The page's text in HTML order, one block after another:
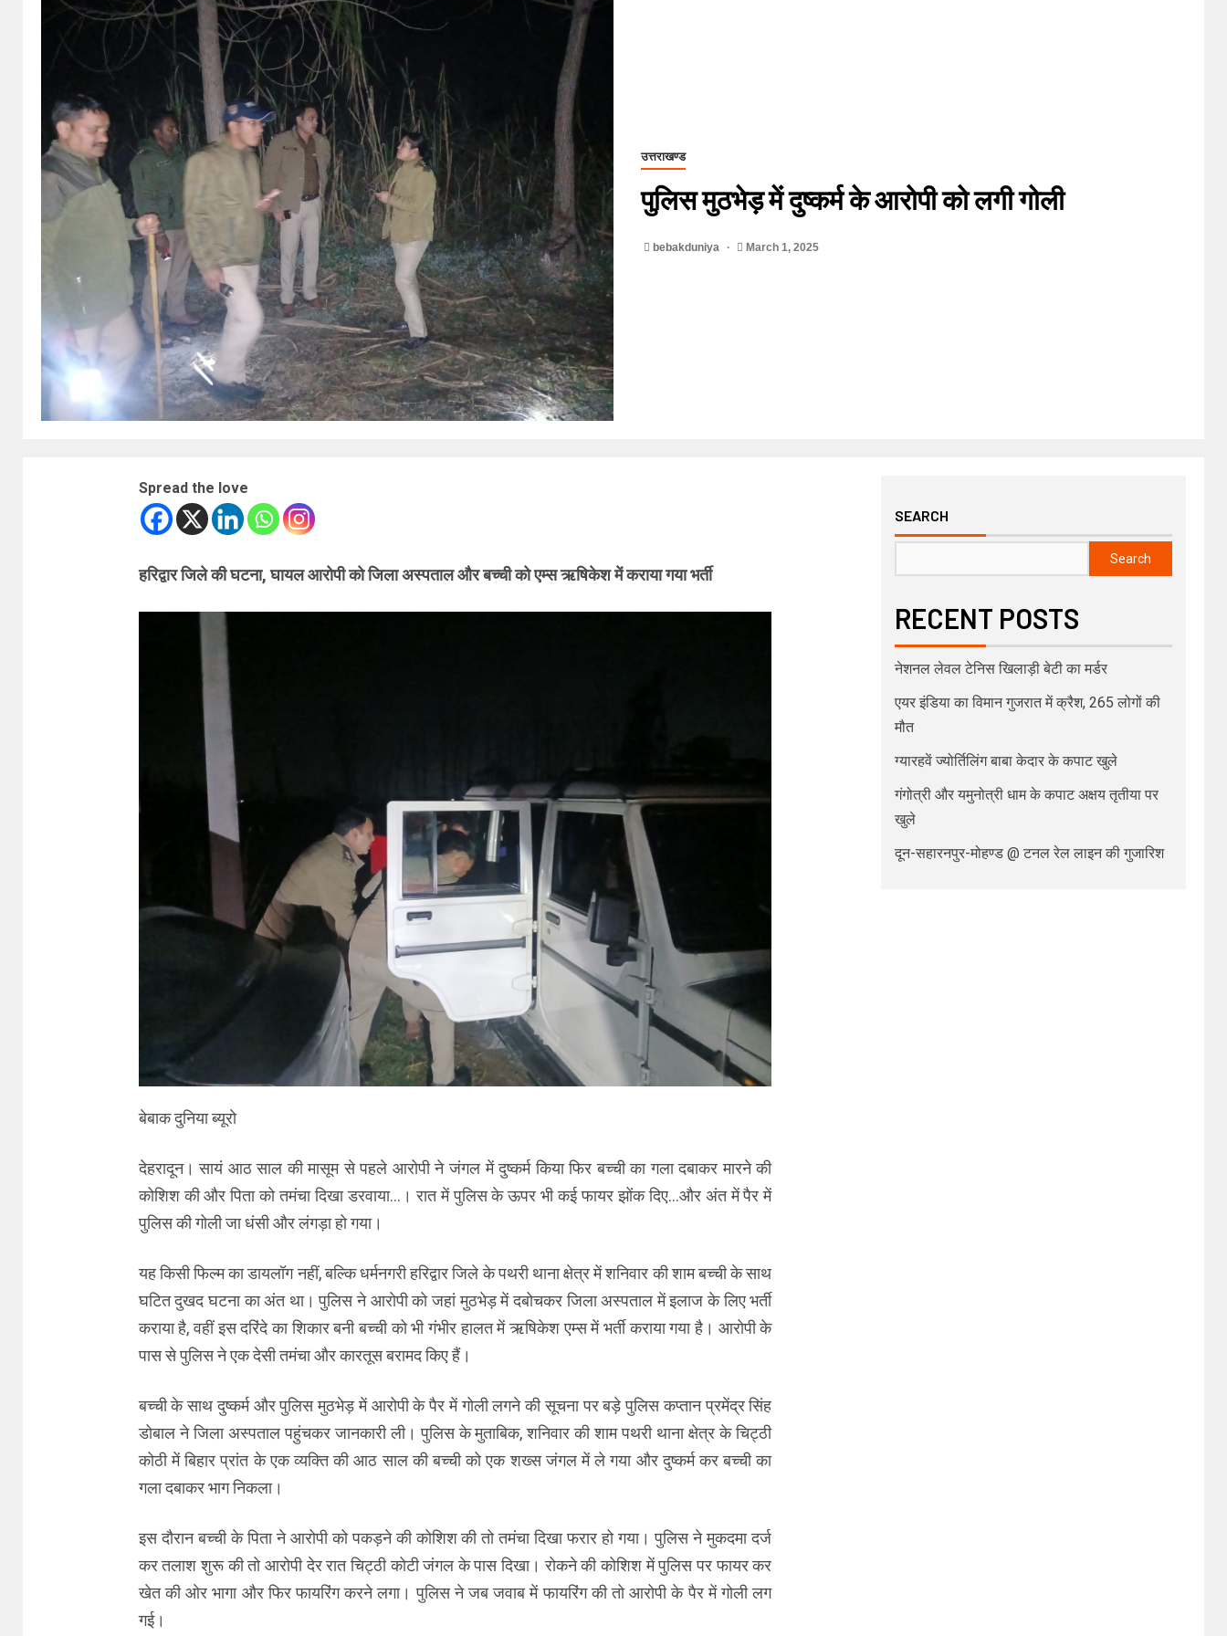
उत्तराखण्ड
पुलिस मुठभेड़ में दुष्कर्म के आरोपी को लगी गोली
bebakduniya March 1, 2025
Spread the love
हरिद्वार जिले की घटना, घायल आरोपी को जिला अस्पताल और बच्ची को एम्स ऋषिकेश में कराया गया भर्ती
बेबाक दुनिया ब्यूरो
देहरादून। सायं आठ साल की मासूम से पहले आरोपी ने जंगल में दुष्कर्म किया फिर बच्ची का गला दबाकर मारने की
कोशिश की और पिता को तमंचा दिखा डरवाया…। रात में पुलिस के ऊपर भी कई फायर झोंक दिए…और अंत में पैर में
पुलिस की गोली जा धंसी और लंगड़ा हो गया।
यह किसी फिल्म का डायलॉग नहीं, बल्कि धर्मनगरी हरिद्वार जिले के पथरी थाना क्षेत्र में शनिवार की शाम बच्ची के साथ
घटित दुखद घटना का अंत था। पुलिस ने आरोपी को जहां मुठभेड़ में दबोचकर जिला अस्पताल में इलाज के लिए भर्ती
कराया है, वहीं इस दरिंदे का शिकार बनी बच्ची को भी गंभीर हालत में ऋषिकेश एम्स में भर्ती कराया गया है। आरोपी के
पास से पुलिस ने एक देसी तमंचा और कारतूस बरामद किए हैं।
बच्ची के साथ दुष्कर्म और पुलिस मुठभेड़ में आरोपी के पैर में गोली लगने की सूचना पर बड़े पुलिस कप्तान प्रमेंद्र सिंह
डोबाल ने जिला अस्पताल पहुंचकर जानकारी ली। पुलिस के मुताबिक, शनिवार की शाम पथरी थाना क्षेत्र के चिट्ठी
कोठी में बिहार प्रांत के एक व्यक्ति की आठ साल की बच्ची को एक शख्स जंगल में ले गया और दुष्कर्म कर बच्ची का
गला दबाकर भाग निकला।
इस दौरान बच्ची के पिता ने आरोपी को पकड़ने की कोशिश की तो तमंचा दिखा फरार हो गया। पुलिस ने मुकदमा दर्ज
कर तलाश शुरू की तो आरोपी देर रात चिट्ठी कोटी जंगल के पास दिखा। रोकने की कोशिश में पुलिस पर फायर कर
खेत की ओर भागा और फिर फायरिंग करने लगा। पुलिस ने जब जवाब में फायरिंग की तो आरोपी के पैर में गोली लग
गई।
SEARCH
Search
RECENT POSTS
नेशनल लेवल टेनिस खिलाड़ी बेटी का मर्डर
एयर इंडिया का विमान गुजरात में क्रैश, 265 लोगों की
मौत
ग्यारहवें ज्योर्तिलिंग बाबा केदार के कपाट खुले
गंगोत्री और यमुनोत्री धाम के कपाट अक्षय तृतीया पर
खुले
दून-सहारनपुर-मोहण्ड @ टनल रेल लाइन की गुजारिश